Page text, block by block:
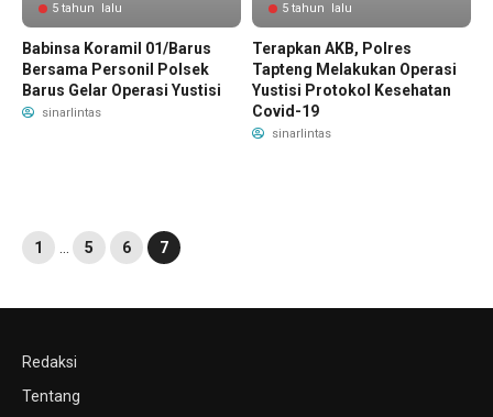
5 tahun lalu
Babinsa Koramil 01/Barus
Bersama Personil Polsek
Barus Gelar Operasi Yustisi
sinarlintas
5 tahun lalu
Terapkan AKB, Polres
Tapteng Melakukan Operasi
Yustisi Protokol Kesehatan
Covid-19
sinarlintas
1 5 6 7
Redaksi
Tentang